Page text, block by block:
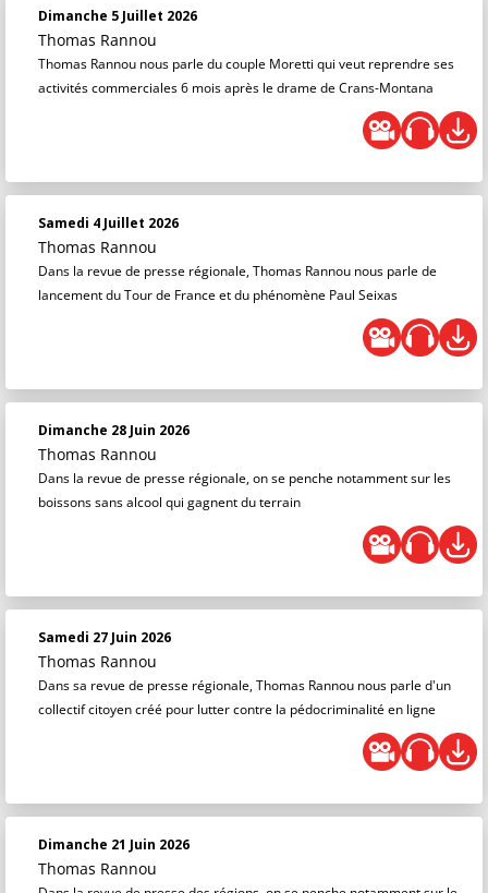
Dimanche 5 Juillet 2026
Thomas Rannou
Thomas Rannou nous parle du couple Moretti qui veut reprendre ses
activités commerciales 6 mois après le drame de Crans-Montana
Samedi 4 Juillet 2026
Thomas Rannou
Dans la revue de presse régionale, Thomas Rannou nous parle de
lancement du Tour de France et du phénomène Paul Seixas
Dimanche 28 Juin 2026
Thomas Rannou
Dans la revue de presse régionale, on se penche notamment sur les
boissons sans alcool qui gagnent du terrain
Samedi 27 Juin 2026
Thomas Rannou
Dans sa revue de presse régionale, Thomas Rannou nous parle d'un
collectif citoyen créé pour lutter contre la pédocriminalité en ligne
Dimanche 21 Juin 2026
Thomas Rannou